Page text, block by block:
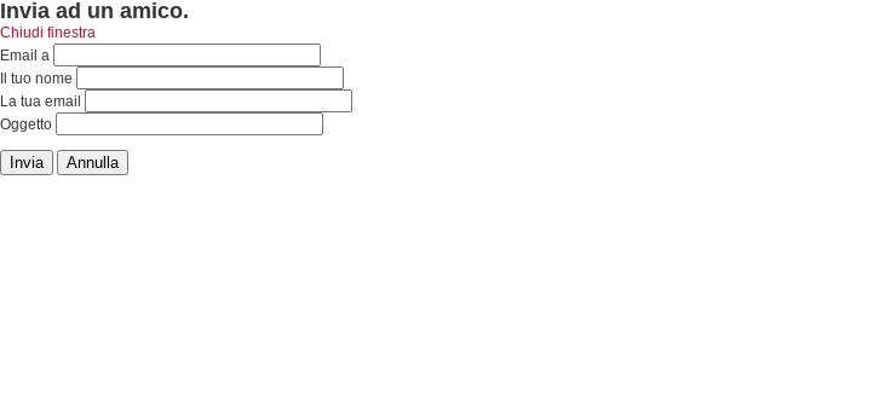
Invia ad un amico.
Chiudi finestra
Email a
Il tuo nome
La tua email
Oggetto
Invia Annulla